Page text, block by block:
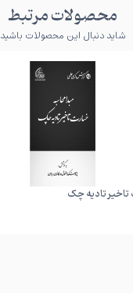
محصولات مرتبط
شاید دنبال این محصولات باشید
تادیه چک